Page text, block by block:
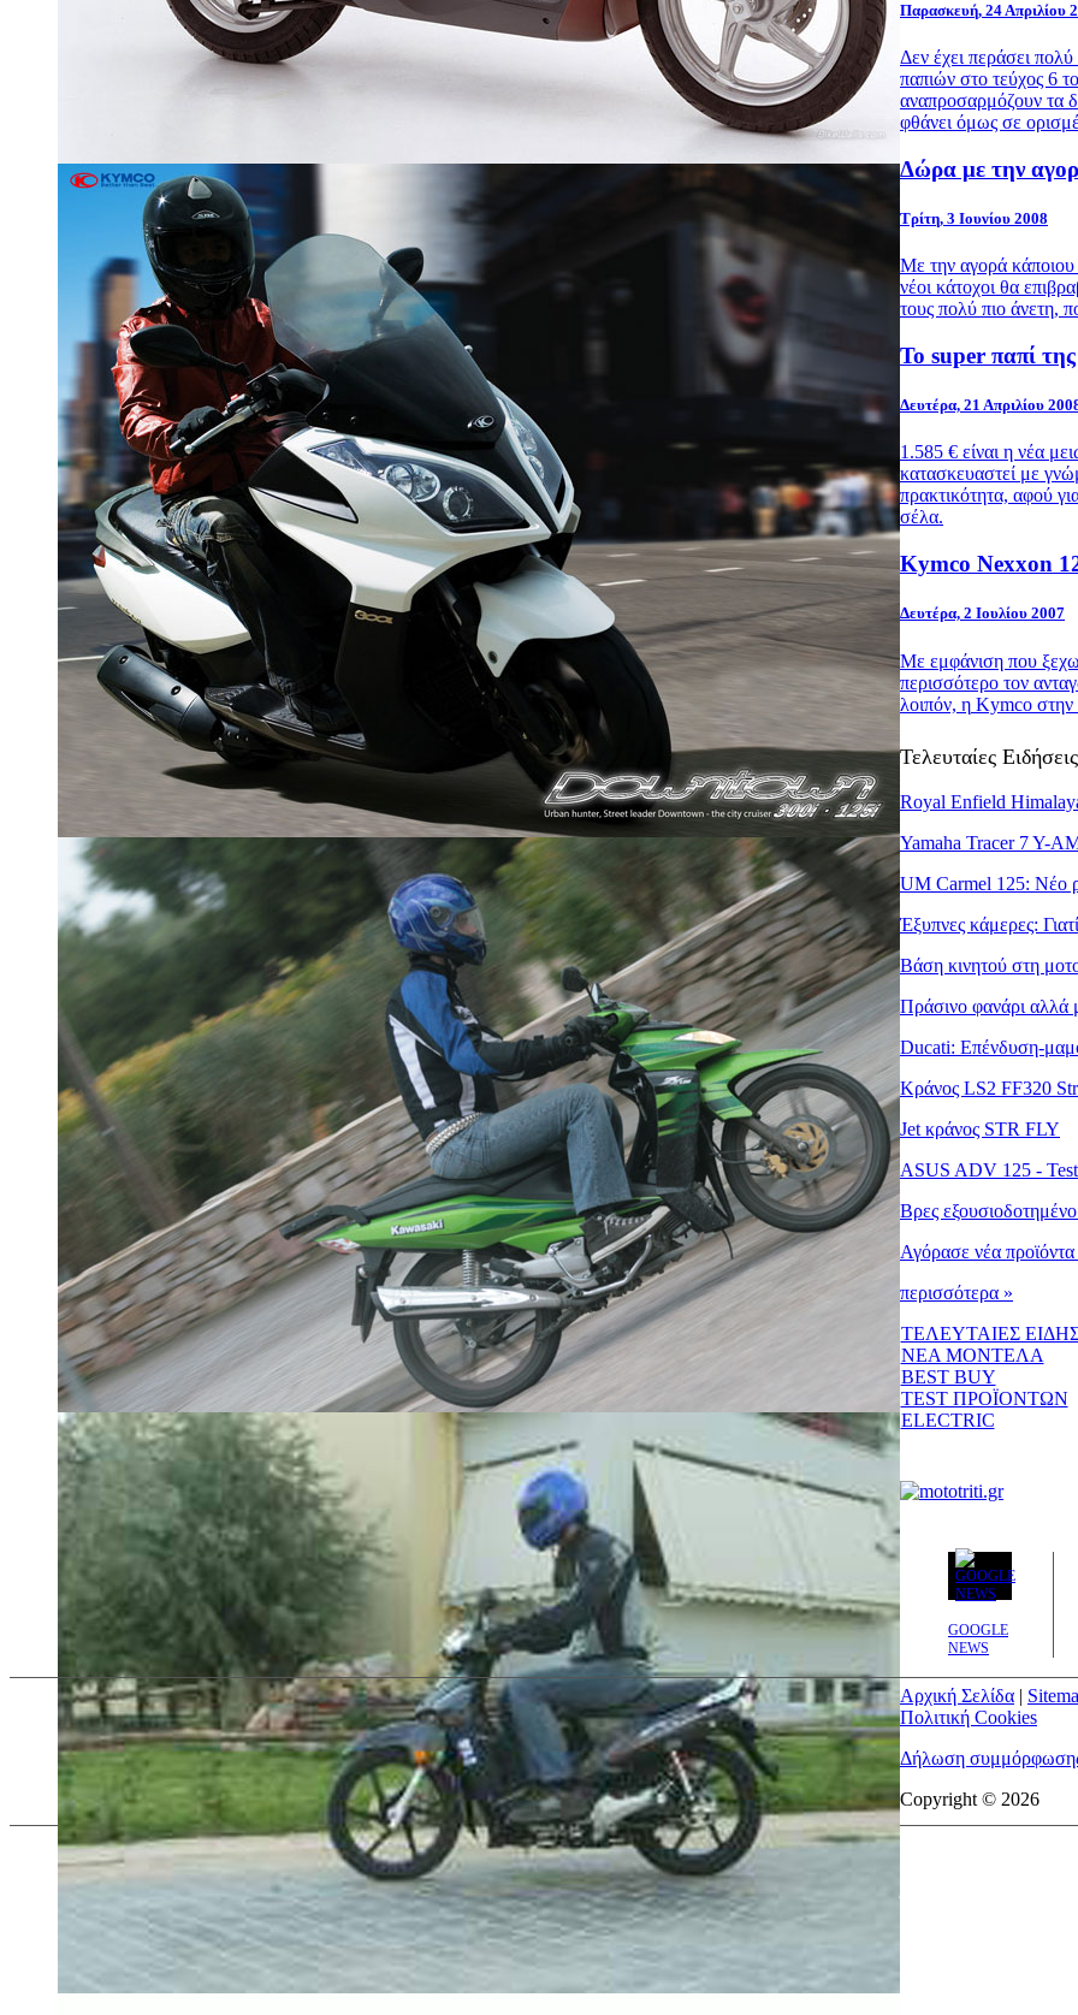
Παρασκευή, 24 Απριλίου
Δεν έχει περάσει
παπιών στο τεύχος 6
αναπροσαρμόζουν τα
φθάνει όμως σε
Δώρα με την
Τρίτη, 3 Ιουνίου 2008
Με την αγορά
νέοι κάτοχοι θα
τους πολύ πιο άνετη,
Το super παπί
Δευτέρα, 21 Απριλίου
1.585 € είναι η νέα
κατασκευαστεί με
πρακτικότητα, αφού
σέλα.
Kymco Nexxon
Δευτέρα, 2 Ιουλίου 2007
Με εμφάνιση που
περισσότερο τον
λοιπόν, η Kymco στην
Τελευταίες Ειδήσεις
Royal Enfield
Yamaha Tracer 7 Y-
UM Carmel 125: Νέο
Έξυπνες κάμερες:
Βάση κινητού στη
Πράσινο φανάρι αλλά
Ducati: Επένδυση-
Κράνος LS2 FF320
Jet κράνος STR FLY
ASUS ADV 125 - Test
Βρες
Αγόρασε νέα προϊόντα
περισσότερα »
ΤΕΛΕΥΤΑΙΕΣ
ΝΕΑ ΜΟΝΤΕΛΑ
BEST BUY
TEST ΠΡΟΪΟΝΤΩΝ
ELECTRIC
GOOGLE
NEWS
Αρχική Σελίδα |
Πολιτική Cookies
Δήλωση
Copyright © 2026